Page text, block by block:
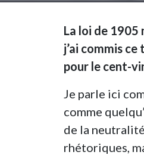
La loi de 1905
j’ai commis
pour le cent-
Je parle ici
comme
de la
rhétoriques,